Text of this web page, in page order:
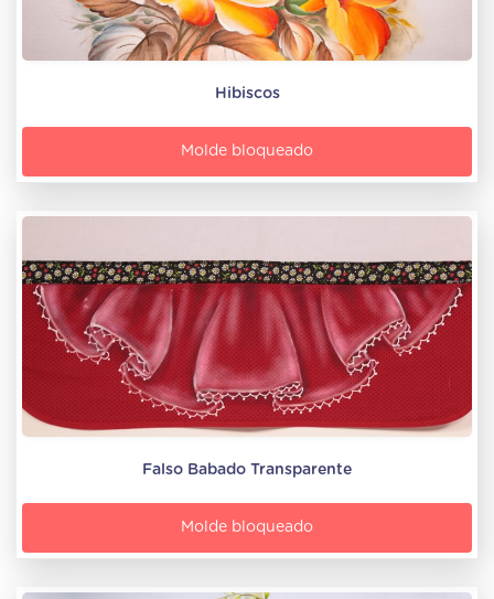
Hibiscos
Molde bloqueado
Falso Babado Transparente
Molde bloqueado